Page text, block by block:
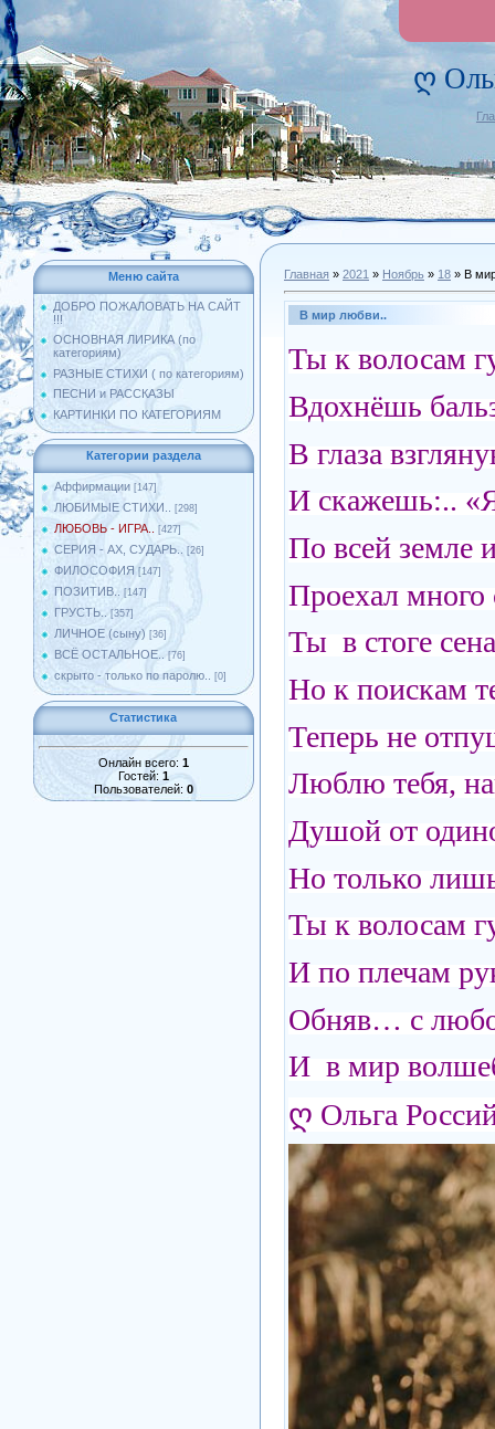
ღ
Меню сайта
ДОБРО ПОЖАЛОВАТЬ НА САЙТ
!!!
ОСНОВНАЯ ЛИРИКА (по
категориям)
РАЗНЫЕ СТИХИ ( по категориям)
ПЕСНИ и РАССКАЗЫ
КАРТИНКИ ПО КАТЕГОРИЯМ
Категории раздела
Аффирмации [147]
ЛЮБИМЫЕ СТИХИ.. [298]
ЛЮБОВЬ - ИГРА.. [427]
СЕРИЯ - АХ, СУДАРЬ.. [26]
ФИЛОСОФИЯ [147]
ПОЗИТИВ.. [147]
ГРУСТЬ.. [357]
ЛИЧНОЕ (сыну) [36]
ВСЁ ОСТАЛЬНОЕ.. [76]
скрыто - только по паролю.. [0]
Статистика
Онлайн всего: 1
Гостей: 1
Пользователей: 0
Главная » 2021 » Ноябрь » 18 » В
В мир любви..
Ты к волосам
Вдохнёшь
В глаза
И скажешь:..
По всей земле
Проехал много
Ты в стоге
Но к поискам
Теперь не
Люблю тебя,
Душой от
Но только
Ты к волосам
И по плечам
Обняв… с
И в мир
ღ Ольга